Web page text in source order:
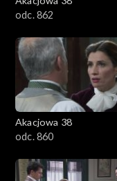
odc. 862
Akacjowa 38
odc. 860